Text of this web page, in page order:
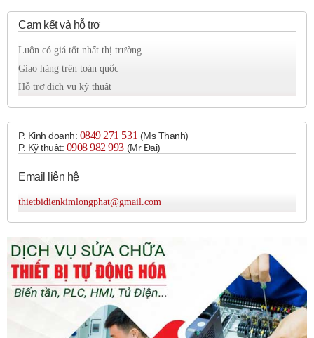
Cam kết và hỗ trợ
Luôn có giá tốt nhất thị trường
Giao hàng trên toàn quốc
Hỗ trợ dịch vụ kỹ thuật
P. Kinh doanh: 0849 271 531 (Ms Thanh)
P. Kỹ thuật: 0908 982 993​ (Mr Đại)
Email liên hệ
thietbidienkimlongphat@gmail.com